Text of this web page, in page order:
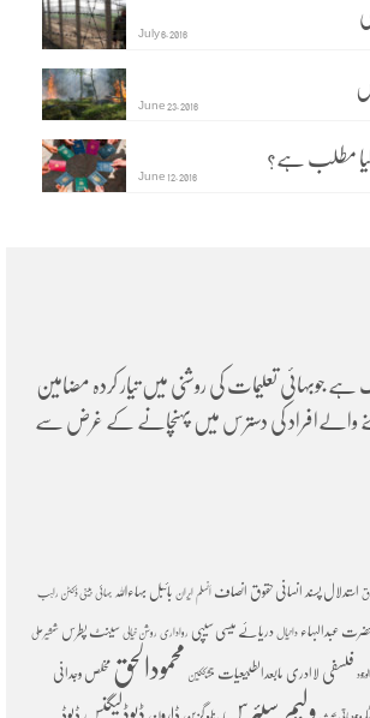
July 6, 2016
June 23, 2016
مطلب ہے؟
June 12, 2016
ہے جوبہائی تعلیمات کی روشنی میں تیار کردہ مضامین
والےافراد کی دسترس میں پہنچانے کے غرض سے
استدلال پسند انسانی حقوق انصاف اَنسلم ایران بائبل بہاءاللہ بہائی بینی ڈکٹن راہب
عبدالبہاء دانیال دریائے میسی سیپی رواداری روشن خیالی سینٹ پطرس شمشیرعلی
فلسفی لاادری مابعدالطبیعیات متشککین محمودالحق مخلص وجدانی
ولیم سیئرس پناہ گزین ڈارون ڈیوڈلیگنس ڈیوڈ